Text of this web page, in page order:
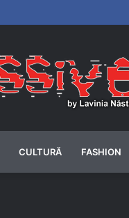
CULTURĂ FASHION